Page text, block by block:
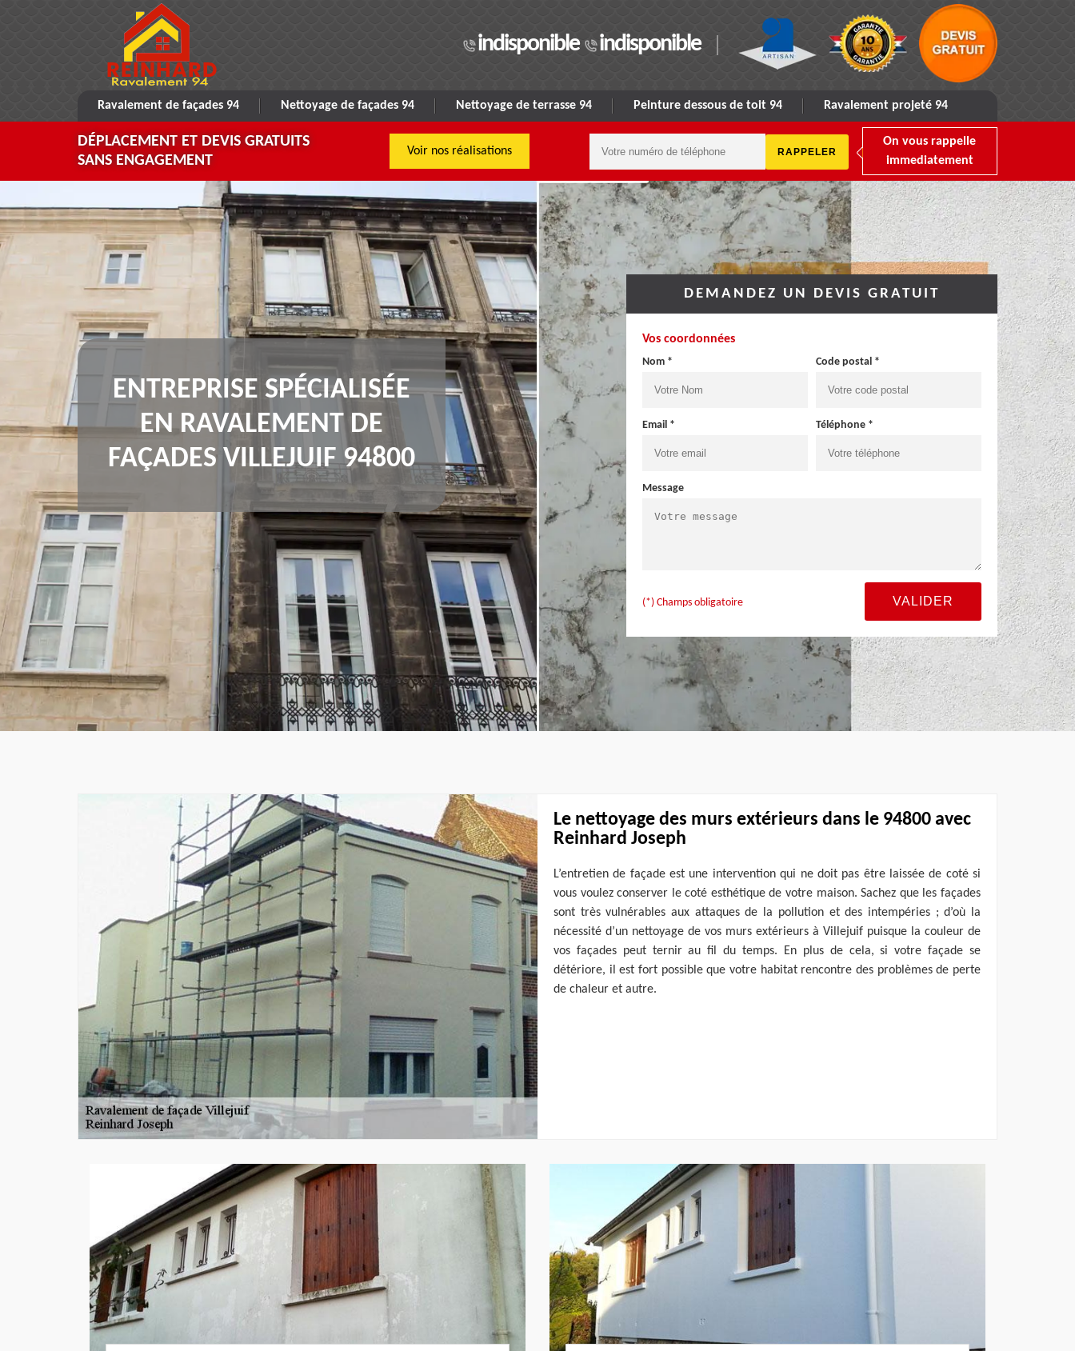
indisponible indisponible
Ravalement de façades 94 Nettoyage de façades 94 Nettoyage de terrasse 94 Peinture dessous de toit 94 Ravalement projeté 94
DÉPLACEMENT ET DEVIS GRATUITS
SANS ENGAGEMENT
Voir nos réalisations
On vous rappelle
immediatement
ENTREPRISE SPÉCIALISÉE
EN RAVALEMENT DE
FAÇADES VILLEJUIF 94800
DEMANDEZ UN DEVIS GRATUIT
Vos coordonnées
Nom * Code postal *
Email * Téléphone *
Message
(*) Champs obligatoire
Le nettoyage des murs extérieurs dans le 94800 avec
Reinhard Joseph
L’entretien de façade est une intervention qui ne doit pas être laissée de coté si
vous voulez conserver le coté esthétique de votre maison. Sachez que les façades
sont très vulnérables aux attaques de la pollution et des intempéries ; d’où la
nécessité d’un nettoyage de vos murs extérieurs à Villejuif puisque la couleur de
vos façades peut ternir au fil du temps. En plus de cela, si votre façade se
détériore, il est fort possible que votre habitat rencontre des problèmes de perte
de chaleur et autre.